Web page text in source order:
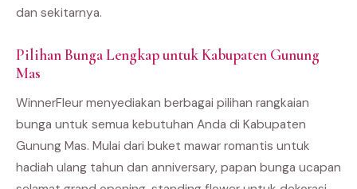
dan sekitarnya.
Pilihan Bunga Lengkap untuk Kabupaten Gunung
Mas
WinnerFleur menyediakan berbagai pilihan rangkaian
bunga untuk semua kebutuhan Anda di Kabupaten
Gunung Mas. Mulai dari buket mawar romantis untuk
hadiah ulang tahun dan anniversary, papan bunga ucapan